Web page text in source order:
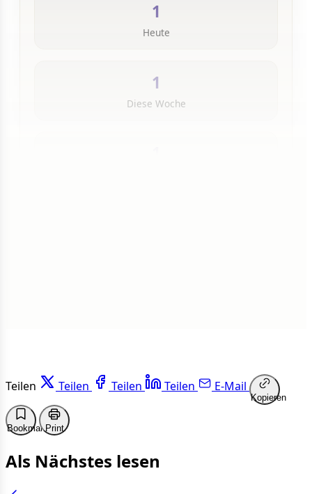
1
Heute
1
Diese Woche
Teilen Teilen Teilen Teilen E-Mail
Kopieren
BookmarkPrint
Als Nächstes lesen